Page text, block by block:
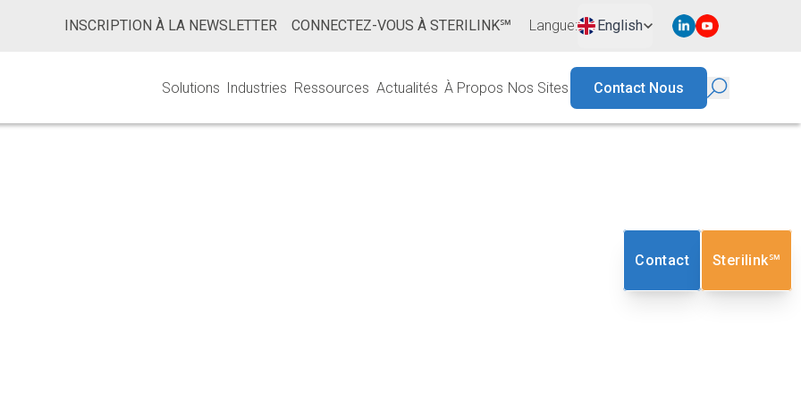
INSCRIPTION À LA NEWSLETTER CONNECTEZ-VOUS À STERILINK℠ Langue: English
Solutions Industries Ressources Actualités À Propos Nos Sites Contact Nous
VDmax25 De La Norme
Contact Sterilink℠